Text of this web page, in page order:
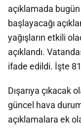
açıklamada
başlayacağı
yağışların etkili
açıklandı.
ifade edildi. İşte
Dışarıya çıkacak
güncel hava
açıklamalara ek